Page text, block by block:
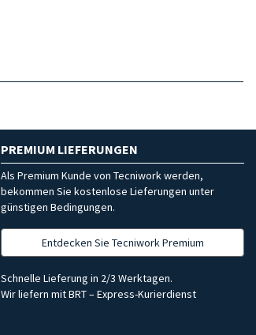
PREMIUM LIEFERUNGEN
Als Premium Kunde von Tecniwork werden,
bekommen Sie kostenlose Lieferungen unter
günstigen Bedingungen.
Entdecken Sie Tecniwork Premium
Schnelle Lieferung in 2/3 Werktagen.
Wir liefern mit BRT – Express-Kurierdienst